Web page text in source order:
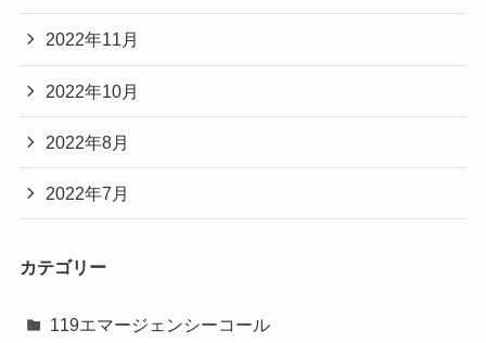
2022年11月
2022年10月
2022年8月
2022年7月
カテゴリー
119エマージェンシーコール